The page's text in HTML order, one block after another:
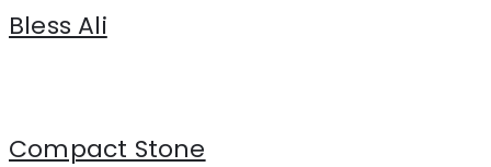
Bless Ali
Compact Stone